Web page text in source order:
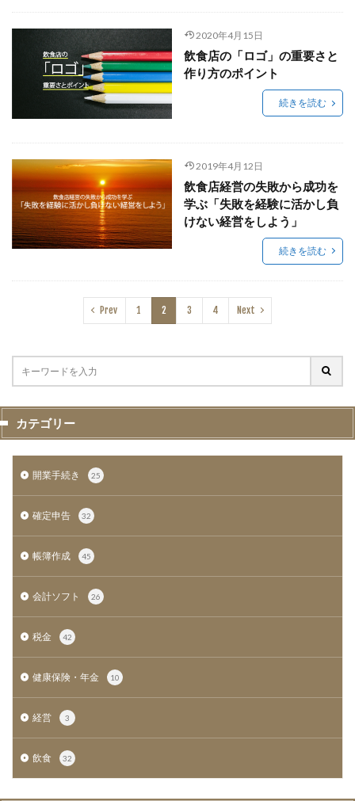
2020年4月15日
飲食店の「ロゴ」の重要さと
作り方のポイント
続きを読む
2019年4月12日
飲食店経営の失敗から成功を
学ぶ「失敗を経験に活かし負
けない経営をしよう」
続きを読む
Prev 1 2 3 4 Next
カテゴリー
開業手続き 25
確定申告 32
帳簿作成 45
会計ソフト 26
税金 42
健康保険・年金 10
経営 3
飲食 32